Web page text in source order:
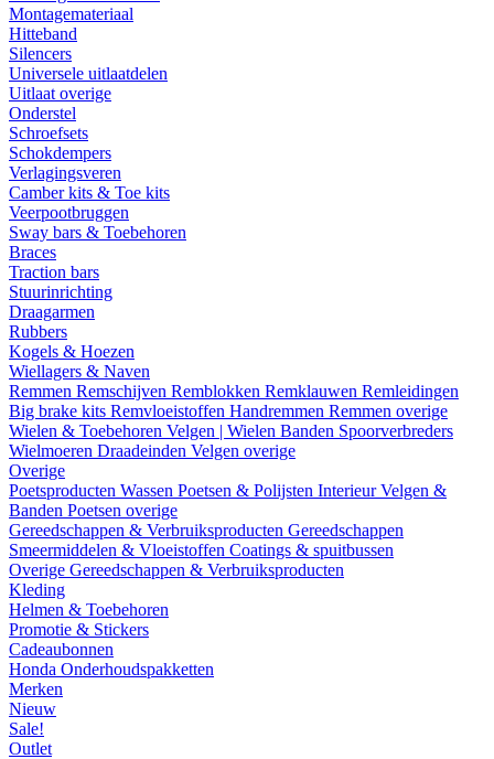
Montagemateriaal
Hitteband
Silencers
Universele uitlaatdelen
Uitlaat overige
Onderstel
Schroefsets
Schokdempers
Verlagingsveren
Camber kits & Toe kits
Veerpootbruggen
Sway bars & Toebehoren
Braces
Traction bars
Stuurinrichting
Draagarmen
Rubbers
Kogels & Hoezen
Wiellagers & Naven
Remmen Remschijven Remblokken Remklauwen Remleidingen
Big brake kits Remvloeistoffen Handremmen Remmen overige
Wielen & Toebehoren Velgen | Wielen Banden Spoorverbreders
Wielmoeren Draadeinden Velgen overige
Overige
Poetsproducten Wassen Poetsen & Polijsten InterieurVelgen &
Banden Poetsen overige
Gereedschappen & Verbruiksproducten Gereedschappen
Smeermiddelen & Vloeistoffen Coatings & spuitbussen
Overige Gereedschappen & Verbruiksproducten
Kleding
Helmen & Toebehoren
Promotie & Stickers
Cadeaubonnen
Honda Onderhoudspakketten
Merken
Nieuw
Sale!
Outlet